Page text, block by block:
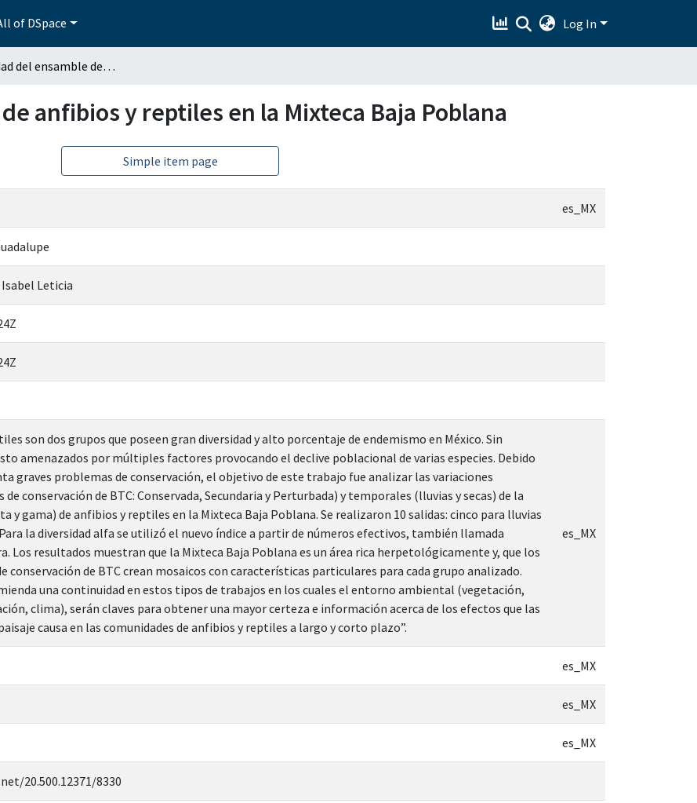
of DSpace Log In
Diversidad del ensamble de anfibios y reptiles en la Mixteca Baja Poblana
anfibios y reptiles en la Mixteca Baja Poblana
Simple item page
es_MX
Leticia
son dos grupos que poseen gran diversidad y alto porcentaje de endemismo en México. Sin
amenazados por múltiples factores provocando el declive poblacional de varias especies. Debido
graves problemas de conservación, el objetivo de este trabajo fue analizar las variaciones
de conservación de BTC: Conservada, Secundaria y Perturbada) y temporales (lluvias y secas) de la
y gama) de anfibios y reptiles en la Mixteca Baja Poblana. Se realizaron 10 salidas: cinco para lluvias
la diversidad alfa se utilizó el nuevo índice a partir de números efectivos, también llamada
Los resultados muestran que la Mixteca Baja Poblana es un área rica herpetológicamente y, que los
conservación de BTC crean mosaicos con características particulares para cada grupo analizado.
una continuidad en estos tipos de trabajos en los cuales el entorno ambiental (vegetación,
clima), serán claves para obtener una mayor certeza e información acerca de los efectos que las
causa en las comunidades de anfibios y reptiles a largo y corto plazo”.
es_MX
es_MX
es_MX
es_MX
20.500.12371/8330